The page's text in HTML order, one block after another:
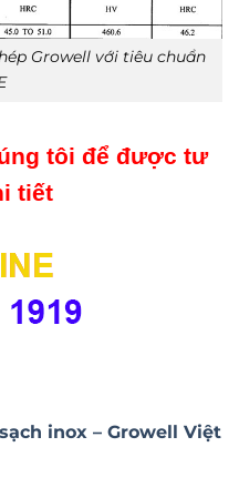
Growell với tiêu chuẩn
tôi để được tư
tiết
inox – Growell Việt